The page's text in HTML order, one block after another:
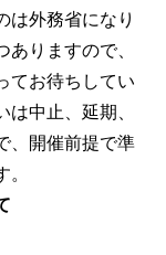
は外務省になり
りますので、
てお待ちしてい
中止、延期、
、開催前提で準